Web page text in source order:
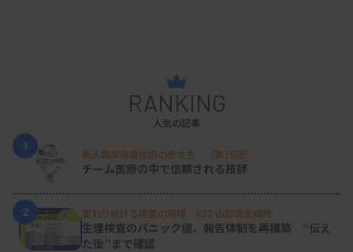
RANKING
人気の記事
1
新人臨床検査技師の歩き方 ［第16回］
チーム医療の中で信頼される技師
2 変わり続ける検査の現場 #32 山形済生病院
生理検査のパニック値、報告体制を再構築 “伝え
た後”まで確認